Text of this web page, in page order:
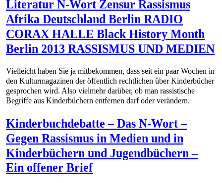
Literatur N-Wort Zensur Rassismus
Afrika Deutschland Berlin RADIO
CORAX HALLE Black History Month
Berlin 2013 RASSISMUS UND MEDIEN
Vielleicht haben Sie ja mitbekommen, dass seit ein paar Wochen in
den Kulturmagazinen der öffentlich rechtlichen über Kinderbücher
gesprochen wird. Also vielmehr darüber, ob man rassistische
Begriffe aus Kinderbüchern entfernen darf oder verändern.
Kinderbuchdebatte – Das N-Wort –
Gegen Rassismus in Medien und in
Kinderbüchern und Jugendbüchern –
Ein offener Brief